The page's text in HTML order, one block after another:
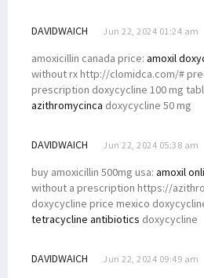
DAVIDWAICH Jun 22, 2024 01:24 am
amoxicillin canada price: amoxil
without rx http://clomidca.com/#
prescription doxycycline 100 mg
azithromycinca doxycycline 50 mg
DAVIDWAICH Jun 22, 2024 05:38 am
buy amoxicillin 500mg usa: amoxil
without a prescription https://
doxycycline price mexico
tetracycline antibiotics doxycycline
DAVIDWAICH Jun 22, 2024 09:49 am